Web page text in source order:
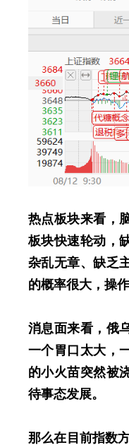
热点板块来看，
板块快速轮动，
杂乱无章、缺乏
的概率很大，操
消息面来看，俄
一个胃口太大，
的小火苗突然被
待事态发展。
那么在目前指数